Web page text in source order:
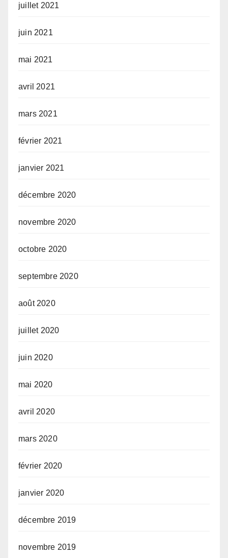
juillet 2021
juin 2021
mai 2021
avril 2021
mars 2021
février 2021
janvier 2021
décembre 2020
novembre 2020
octobre 2020
septembre 2020
août 2020
juillet 2020
juin 2020
mai 2020
avril 2020
mars 2020
février 2020
janvier 2020
décembre 2019
novembre 2019